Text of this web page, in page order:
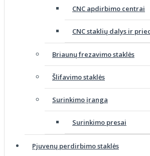
CNC apdirbimo centrai
CNC staklių dalys ir
Briaunų frezavimo staklės
Šlifavimo staklės
Surinkimo įranga
Surinkimo presai
Pjuvenų perdirbimo staklės